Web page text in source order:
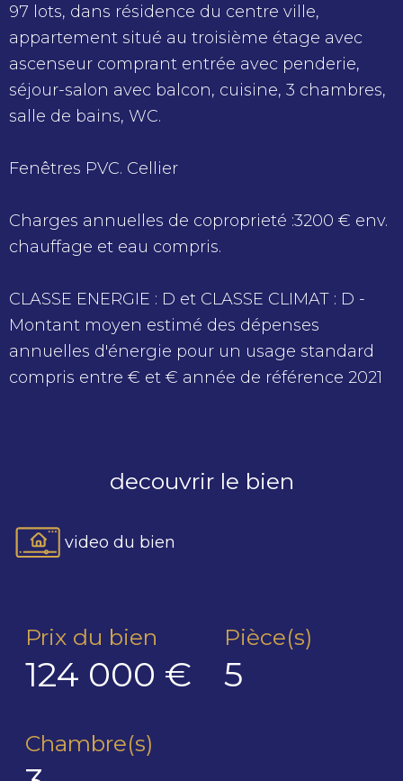
97 lots, dans résidence du centre ville,
appartement situé au troisième étage avec
ascenseur comprant entrée avec penderie,
séjour-salon avec balcon, cuisine, 3 chambres,
salle de bains, WC.
Fenêtres PVC. Cellier
Charges annuelles de coproprieté :3200 € env.
chauffage et eau compris.
CLASSE ENERGIE : D et CLASSE CLIMAT : D -
Montant moyen estimé des dépenses
annuelles d'énergie pour un usage standard
compris entre € et € année de référence 2021
decouvrir le bien
video du bien
Prix du bien
124 000 €
Pièce(s)
5
Chambre(s)